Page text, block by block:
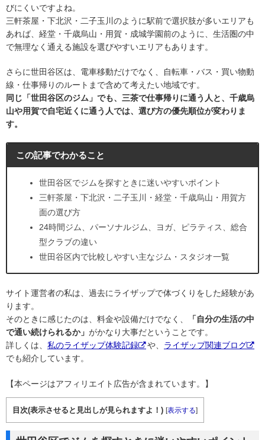
びにくいですよね。
三軒茶屋・下北沢・二子玉川のように駅前で選択肢が多いエリアも
あれば、経堂・千歳烏山・用賀・成城学園前のように、生活圏の中
で無理なく通える施設を選びやすいエリアもあります。
さらに世田谷区は、電車移動だけでなく、自転車・バス・買い物動
線・仕事帰りのルートまで含めて考えたい地域です。
同じ「世田谷区のジム」でも、三茶で仕事帰りに通う人と、千歳烏
山や用賀で自宅近くに通う人では、選び方の優先順位が変わりま
す。
この記事でわかること
世田谷区でジムを探すときに迷いやすいポイント
三軒茶屋・下北沢・二子玉川・経堂・千歳烏山・用賀方
面の選び方
24時間ジム、パーソナルジム、ヨガ、ピラティス、総合
型クラブの違い
世田谷区内で比較しやすい主なジム・スタジオ一覧
サイト運営者の私は、過去にライザップで体づくりをした経験があ
ります。
そのときに感じたのは、料金や設備だけでなく、
「自分の生活の中
で通い続けられるか」 がかなり大事だということです。
詳しくは、 私のライザップ体験記録 や、 ライザップ関連ブログ
でも紹介しています。
【本ページはアフィリエイト広告が含まれています。】
目次(表示させると見出しが見られますよ！) [表示する]